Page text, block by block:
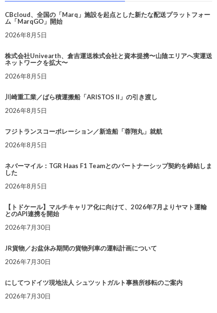
CBcloud、全国の「Marq」施設を起点とした新たな配送プラットフォー
ム「MarqGO」開始
2026年8月5日
株式会社Univearth、倉吉運送株式会社と資本提携〜山陰エリアへ実運送
ネットワークを拡大〜
2026年8月5日
川崎重工業／ばら積運搬船「ARISTOS II」の引き渡し
2026年8月5日
フジトランスコーポレーション／新造船「蓉翔丸」就航
2026年8月5日
ネバーマイル：TGR Haas F1 Teamとのパートナーシップ契約を締結しま
した
2026年8月5日
【トドケール】マルチキャリア化に向けて、2026年7月よりヤマト運輸
とのAPI連携を開始
2026年7月30日
JR貨物／お盆休み期間の貨物列車の運転計画について
2026年7月30日
にしてつドイツ現地法人 シュツットガルト事務所移転のご案内
2026年7月30日